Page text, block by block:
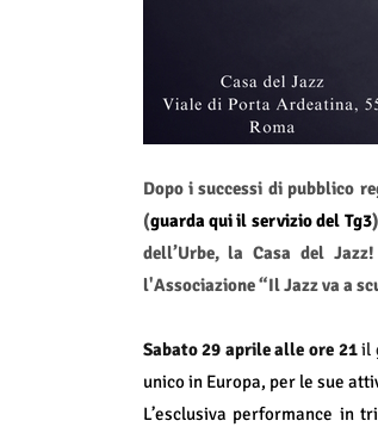
Dopo i successi di pubblico
(guarda qui il servizio del Tg3
dell’Urbe, la Casa del Jazz!
l'Associazione “Il Jazz va a
Sabato 29 aprile alle ore 21il
unico in Europa, per le sue
L’esclusiva performance in